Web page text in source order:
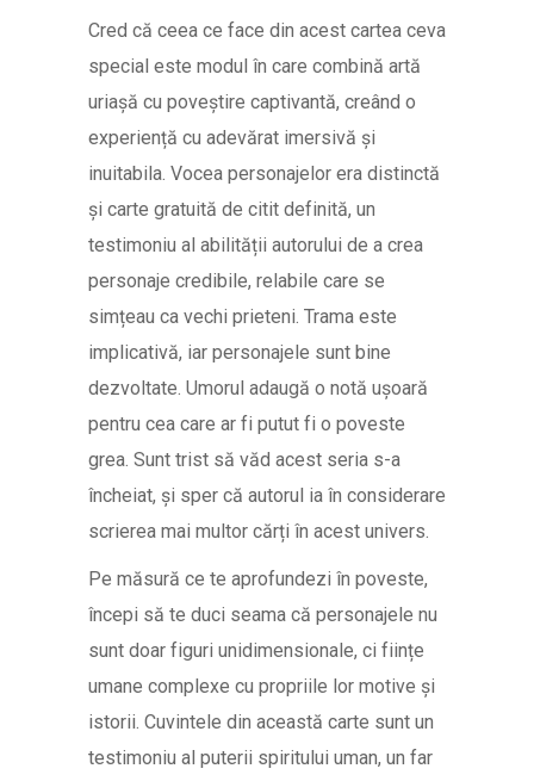
Cred că ceea ce face din acest cartea ceva
special este modul în care combină artă
uriașă cu poveștire captivantă, creând o
experiență cu adevărat imersivă și
inuitabila. Vocea personajelor era distinctă
și carte gratuită de citit definită, un
testimoniu al abilității autorului de a crea
personaje credibile, relabile care se
simțeau ca vechi prieteni. Trama este
implicativă, iar personajele sunt bine
dezvoltate. Umorul adaugă o notă ușoară
pentru cea care ar fi putut fi o poveste
grea. Sunt trist să văd acest seria s-a
încheiat, și sper că autorul ia în considerare
scrierea mai multor cărți în acest univers.
Pe măsură ce te aprofundezi în poveste,
începi să te duci seama că personajele nu
sunt doar figuri unidimensionale, ci ființe
umane complexe cu propriile lor motive și
istorii. Cuvintele din această carte sunt un
testimoniu al puterii spiritului uman, un far